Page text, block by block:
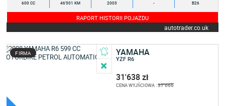
600 CC 46'301 KM 2003 - B26
RAPORT HISTORII POJAZDU
autotrader.co.uk
FIRMA YAMAHA
YZF R6
31'638 zł
CENA WYJŚCIOWA :37'666